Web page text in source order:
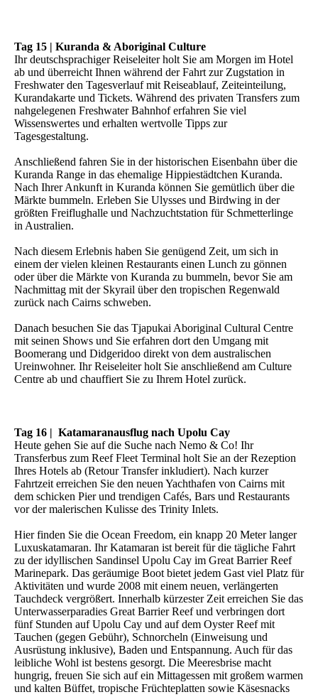
Tag 15 | Kuranda & Aboriginal Culture
Ihr deutschsprachiger Reiseleiter holt Sie am Morgen im Hotel
ab und überreicht Ihnen während der Fahrt zur Zugstation in
Freshwater den Tagesverlauf mit Reiseablauf, Zeiteinteilung,
Kurandakarte und Tickets. Während des privaten Transfers zum
nahgelegenen Freshwater Bahnhof erfahren Sie viel
Wissenswertes und erhalten wertvolle Tipps zur
Tagesgestaltung.
Anschließend fahren Sie in der historischen Eisenbahn über die
Kuranda Range in das ehemalige Hippiestädtchen Kuranda.
Nach Ihrer Ankunft in Kuranda können Sie gemütlich über die
Märkte bummeln. Erleben Sie Ulysses und Birdwing in der
größten Freiflughalle und Nachzuchtstation für Schmetterlinge
in Australien.
Nach diesem Erlebnis haben Sie genügend Zeit, um sich in
einem der vielen kleinen Restaurants einen Lunch zu gönnen
oder über die Märkte von Kuranda zu bummeln, bevor Sie am
Nachmittag mit der Skyrail über den tropischen Regenwald
zurück nach Cairns schweben.
Danach besuchen Sie das Tjapukai Aboriginal Cultural Centre
mit seinen Shows und Sie erfahren dort den Umgang mit
Boomerang und Didgeridoo direkt von dem australischen
Ureinwohner. Ihr Reiseleiter holt Sie anschließend am Culture
Centre ab und chauffiert Sie zu Ihrem Hotel zurück.
Tag 16 | Katamaranausflug nach Upolu Cay
Heute gehen Sie auf die Suche nach Nemo & Co! Ihr
Transferbus zum Reef Fleet Terminal holt Sie an der Rezeption
Ihres Hotels ab (Retour Transfer inkludiert). Nach kurzer
Fahrtzeit erreichen Sie den neuen Yachthafen von Cairns mit
dem schicken Pier und trendigen Cafés, Bars und Restaurants
vor der malerischen Kulisse des Trinity Inlets.
Hier finden Sie die Ocean Freedom, ein knapp 20 Meter langer
Luxuskatamaran. Ihr Katamaran ist bereit für die tägliche Fahrt
zu der idyllischen Sandinsel Upolu Cay im Great Barrier Reef
Marinepark. Das geräumige Boot bietet jedem Gast viel Platz für
Aktivitäten und wurde 2008 mit einem neuen, verlängerten
Tauchdeck vergrößert. Innerhalb kürzester Zeit erreichen Sie das
Unterwasserparadies Great Barrier Reef und verbringen dort
fünf Stunden auf Upolu Cay und auf dem Oyster Reef mit
Tauchen (gegen Gebühr), Schnorcheln (Einweisung und
Ausrüstung inklusive), Baden und Entspannung. Auch für das
leibliche Wohl ist bestens gesorgt. Die Meeresbrise macht
hungrig, freuen Sie sich auf ein Mittagessen mit großem warmen
und kalten Büffet, tropische Früchteplatten sowie Käsesnacks